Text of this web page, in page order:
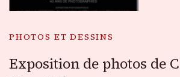
PHOTOS ET DESSINS
Exposition de photos de